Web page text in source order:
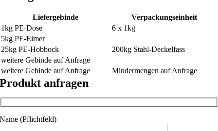
Liefergebinde
Verpackungseinheit
1kg PE-Dose
6 x 1kg
5kg PE-Eimer
25kg PE-Hobbock
200kg Stahl-Deckelfass
weitere Gebinde auf Anfrage
weitere Gebinde auf Anfrage
Mindermengen auf Anfrage
Produkt anfragen
Name (Pflichtfeld)